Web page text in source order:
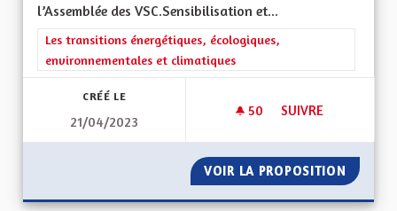
l’Assemblée des VSC.Sensibilisation et...
Filtrer les résultats de la catégorie : Les transitions
Les transitions énergétiques, écologiques,
environnementales et climatiques
CRÉÉ LE
21/04/2023
50 50 ABONNÉS
SUIVRE
VOIR LA PROPOSITION